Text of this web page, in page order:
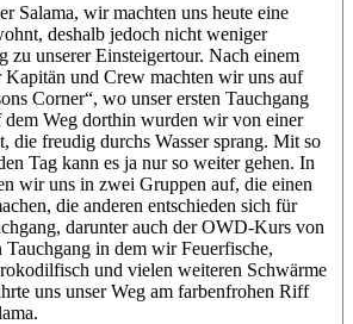
Salama, wir machten uns heute eine
deshalb jedoch nicht weniger
zu unserer Einsteigertour. Nach einem
und Crew machten wir uns auf
Corner“, wo unser ersten Tauchgang
Weg dorthin wurden wir von einer
die freudig durchs Wasser sprang. Mit so
Tag kann es ja nur so weiter gehen. In
wir uns in zwei Gruppen auf, die einen
die anderen entschieden sich für
darunter auch der OWD-Kurs von
Tauchgang in dem wir Feuerfische,
und vielen weiteren Schwärme
uns unser Weg am farbenfrohen Riff